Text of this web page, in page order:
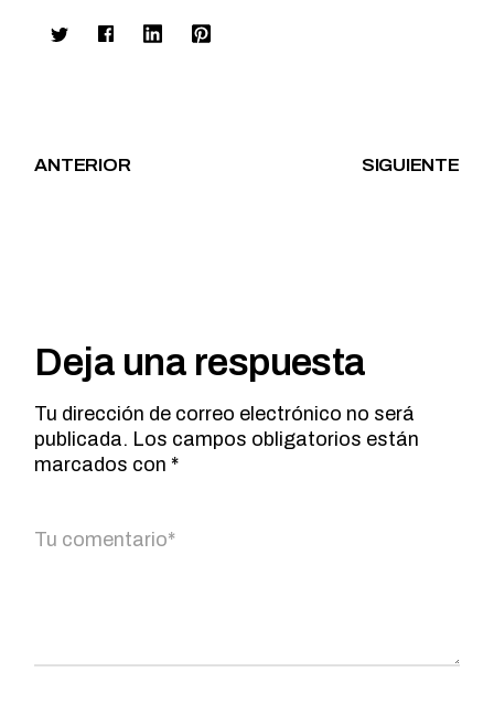
ANTERIOR SIGUIENTE
Deja una respuesta
Tu dirección de correo electrónico no será
publicada. Los campos obligatorios están
marcados con *